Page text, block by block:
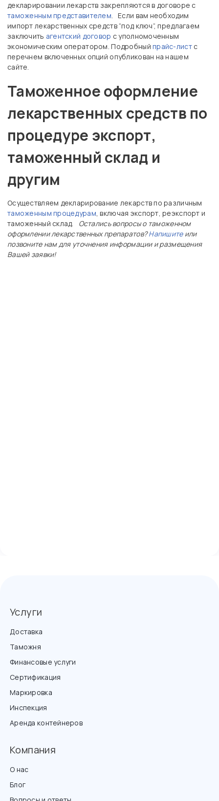
декларировании лекарств закрепляются в договоре с
таможенным представителем. Если вам необходим
импорт лекарственных средств “под ключ”, предлагаем
заключить агентский договор с уполномоченным
экономическим оператором. Подробныйпрайс-листс
перечнем включенных опций опубликован на нашем
сайте.
Таможенное оформление
лекарственных средств по
процедуре экспорт,
таможенный склад и
другим
Осуществляем декларирование лекарств по различным
таможенным процедурам, включая экспорт, реэкспорт и
таможенный склад. Остались вопросы о таможенном
оформлении лекарственных препаратов? Напишите или
позвоните нам для уточнения информации и размещения
Вашей заявки!
Услуги
Доставка
Таможня
Финансовые услуги
Сертификация
Маркировка
Инспекция
Аренда контейнеров
Компания
О нас
Блог